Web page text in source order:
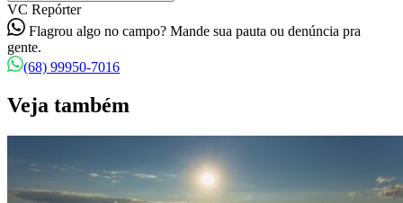
VC Repórter
Flagrou algo no campo? Mande sua pauta ou denúncia pra
gente.
(68) 99950-7016
Veja também